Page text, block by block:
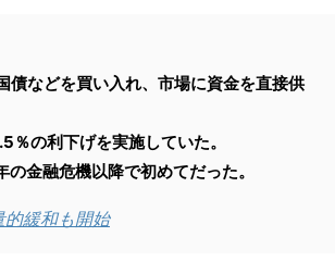
などを買い入れ、市場に資金を直接供
の利下げを実施していた。
金融危機以降で初めてだった。
緩和も開始